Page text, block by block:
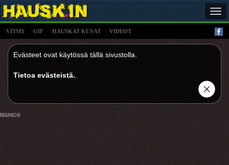
VITSIT GIF HAUSKAT KUVAT VIDEOT
Evästeet ovat käytössä tällä sivustolla.
Tietoa evästeistä.
MAINOS